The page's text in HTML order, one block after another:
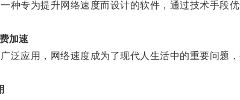
专为提升网络速度而设计的软件，通过技术手段优
加速
应用，网络速度成为了现代人生活中的重要问题，